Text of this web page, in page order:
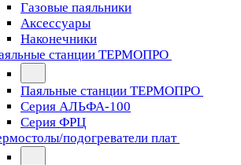
Газовые паяльники
Аксессуары
Наконечники
станции ТЕРМОПРО
Паяльные станции ТЕРМОПРО
Серия АЛЬФА-100
Серия ФРЦ
подогреватели плат